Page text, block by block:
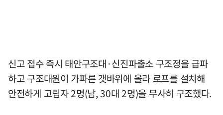
신고 접수 즉시 태안구조대·신진파출소 구조정을 급파
하고 구조대원이 가파른 갯바위에 올라 로프를 설치해
안전하게 고립자 2명(남, 30대 2명)을 무사히 구조했다.